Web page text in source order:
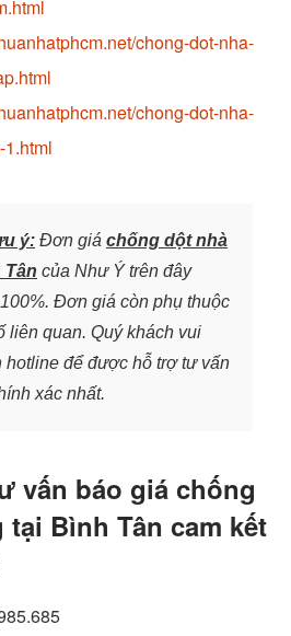
chong-dot-nha-
chong-dot-nha-
ý: Đơn giá chống dột nhà
của Như Ý trên đây
Đơn giá còn phụ thuộc
liên quan. Quý khách vui
hotline để được hỗ trợ tư vấn
xác nhất.
vấn báo giá chống
Bình Tân cam kết